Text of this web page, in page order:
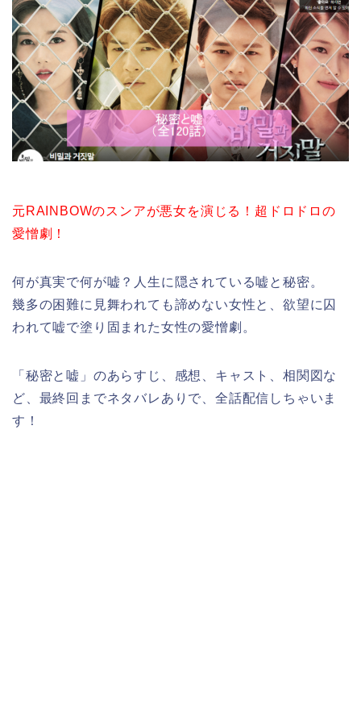
元RAINBOWのスンアが悪女を演じる！超ドロドロの
愛憎劇！
何が真実で何が嘘？人生に隠されている嘘と秘密。
幾多の困難に見舞われても諦めない女性と、欲望に囚
われて嘘で塗り固まれた女性の愛憎劇。
「秘密と嘘」のあらすじ、感想、キャスト、相関図な
ど、最終回までネタバレありで、全話配信しちゃいま
す！